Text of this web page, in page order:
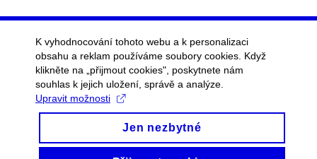
K vyhodnocování tohoto webu a k personalizaci
obsahu a reklam používáme soubory cookies. Když
klikněte na „přijmout cookies", poskytnete nám
souhlas k jejich uložení, správě a analýze.
Upravit možnosti
Jen nezbytné